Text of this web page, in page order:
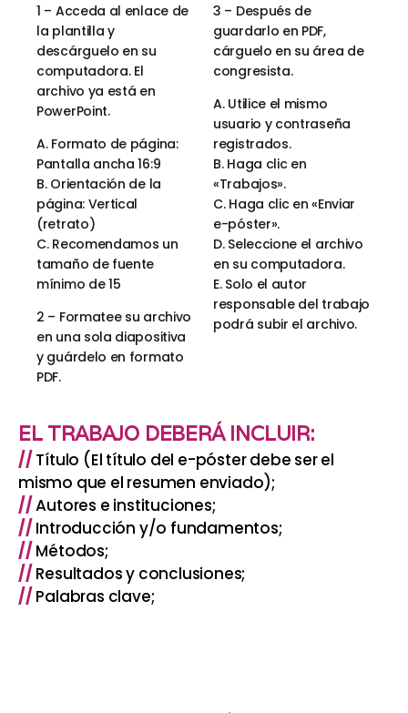
1 – Acceda al enlace de
la plantilla y
descárguelo en su
computadora. El
archivo ya está en
PowerPoint.
A. Formato de página:
Pantalla ancha 16:9
B. Orientación de la
página: Vertical
(retrato)
C. Recomendamos un
tamaño de fuente
mínimo de 15
2 – Formatee su archivo
en una sola diapositiva
y guárdelo en formato
PDF.
3 – Después de
guardarlo en PDF,
cárguelo en su área de
congresista.
A. Utilice el mismo
usuario y contraseña
registrados.
B. Haga clic en
«Trabajos».
C. Haga clic en «Enviar
e-póster».
D. Seleccione el archivo
en su computadora.
E. Solo el autor
responsable del trabajo
podrá subir el archivo.
EL TRABAJO DEBERÁ INCLUIR:
// Título (El título del e-póster debe ser el
mismo que el resumen enviado);
//Autores e instituciones;
// Introducción y/o fundamentos;
// Métodos;
// Resultados y conclusiones;
// Palabras clave;